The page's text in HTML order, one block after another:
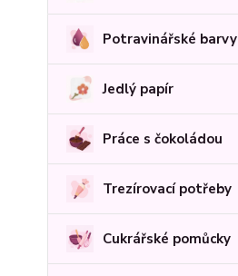
Potravinářské barvy
Jedlý papír
Práce s čokoládou
Trezírovací potřeby
Cukrářské pomůcky